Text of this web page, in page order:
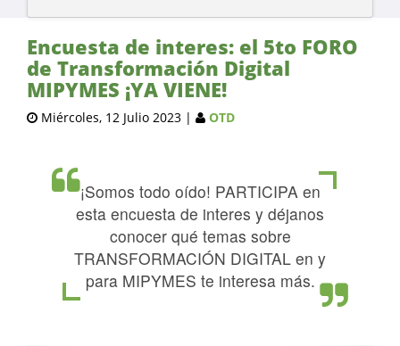
Encuesta de interes: el 5to FORO
de Transformación Digital
MIPYMES ¡YA VIENE!
Miércoles, 12 Julio 2023 | OTD
¡Somos todo oído! PARTICIPA en
esta encuesta de interes y déjanos
conocer qué temas sobre
TRANSFORMACIÓN DIGITAL en y
para MIPYMES te interesa más.